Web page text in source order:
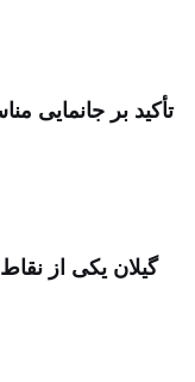
تأکید بر جانمایی
گیلان یکی از